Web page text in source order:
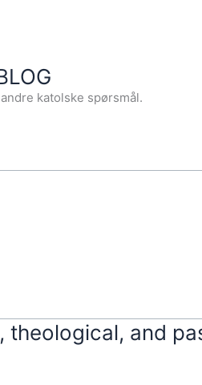
katolske spørsmål.
theological, and